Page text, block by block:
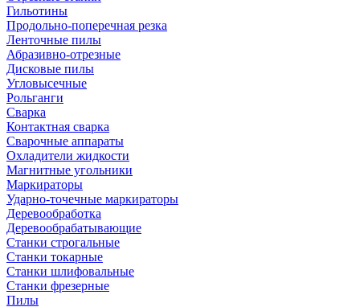
Гильотины
Продольно-поперечная резка
Ленточные пилы
Абразивно-отрезные
Дисковые пилы
Угловысечные
Рольганги
Сварка
Контактная сварка
Сварочные аппараты
Охладители жидкости
Магнитные угольники
Маркираторы
Ударно-точечные маркираторы
Деревообработка
Деревообрабатывающие
Станки строгальные
Станки токарные
Станки шлифовальные
Станки фрезерные
Пилы